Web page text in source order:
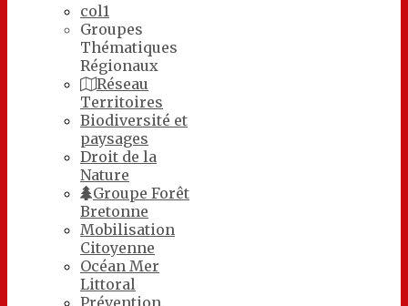
col1
Groupes
Thématiques
Régionaux
Réseau
Territoires
Biodiversité et
paysages
Droit de la
Nature
Groupe Forêt
Bretonne
Mobilisation
Citoyenne
Océan Mer
Littoral
Prévention